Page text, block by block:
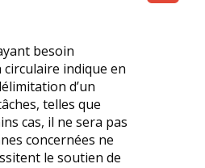
besoin
indique en
d’un
telles que
cas, il ne sera pas
concernées ne
le soutien de